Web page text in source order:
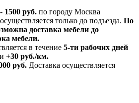
1500 руб. по городу Москва
только до подъезда. По
доставка мебели до
мебели.
в течение 5-ти рабочих дней
+30 руб./км.
руб. Доставка осуществляется